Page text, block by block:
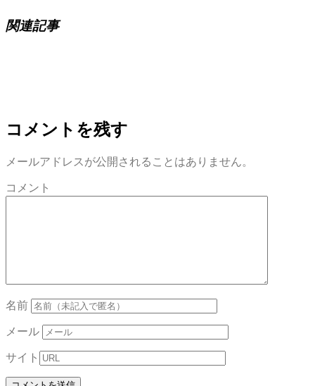
関連記事
コメントを残す
メールアドレスが公開されることはありません。
コメント
名前
メール
サイト